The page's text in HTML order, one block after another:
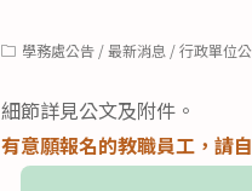
Post學務處公告 / 最新消息 / 行政單位
細節詳見公文及附件。
有意願報名的教職員工，請